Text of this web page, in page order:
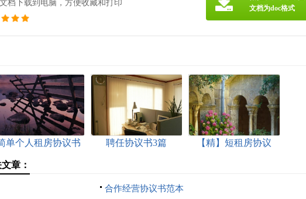
档下载到电脑，方便收藏和打印
文档为doc格式
单个人租房协议书 聘任协议书3篇 【精】短租房协议
章：
合作经营协议书范本